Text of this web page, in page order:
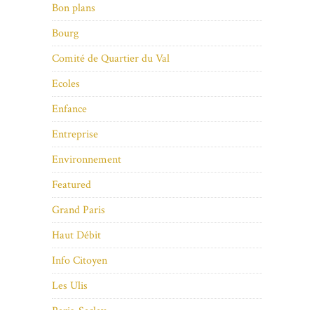
Bon plans
Bourg
Comité de Quartier du Val
Ecoles
Enfance
Entreprise
Environnement
Featured
Grand Paris
Haut Débit
Info Citoyen
Les Ulis